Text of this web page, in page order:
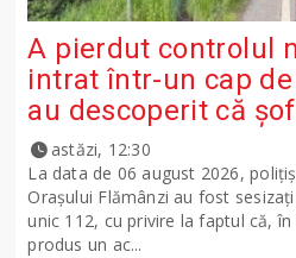
A pierdut controlul
intrat într-un cap
au descoperit că
astăzi, 12:30
La data de 06 august 2026,
Orașului Flămânzi au fost
unic 112, cu privire la faptul că,
produs un ac...